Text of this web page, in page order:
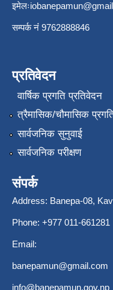
इमेलः
सम्पर्क नंं 9762888846
प्रतिवेदन
वार्षिक प्रगति प्रतिवेदन
त्रैमासिक/चौमासिक
सार्वजनिक सुनुवाई
सार्वजनिक परीक्षण
संपर्क
Address: Banepa-08,
Phone: +977 011-661281
Email:
banepamun@gmail.com
info@banepamun.gov.np